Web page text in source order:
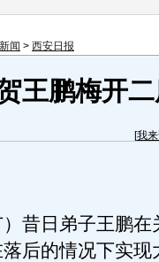
闻 > 西安日报
王鹏梅开
[我
日弟子王鹏在
后的情况下实现